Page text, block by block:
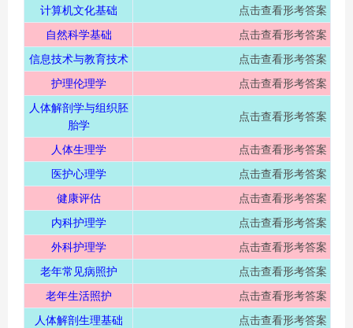
页
计算机文化基础
点击查看形考答案
自然科学基础
点击查看形考答案
信息技术与教育技术
点击查看形考答案
护理伦理学
点击查看形考答案
人体解剖学与组织胚
胎学
点击查看形考答案
人体生理学
点击查看形考答案
医护心理学
点击查看形考答案
健康评估
点击查看形考答案
内科护理学
点击查看形考答案
外科护理学
点击查看形考答案
老年常见病照护
点击查看形考答案
老年生活照护
点击查看形考答案
人体解剖生理基础
点击查看形考答案